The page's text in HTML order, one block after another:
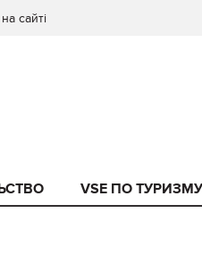
сайті
VSE ПО ТУРИЗМУ